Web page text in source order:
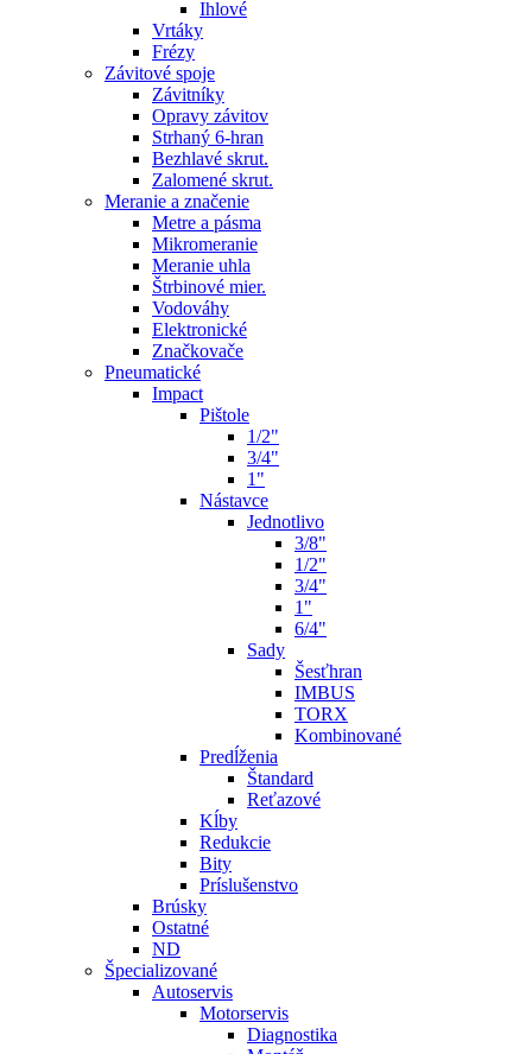
Ihlové
Vrtáky
Frézy
Závitové spoje
Závitníky
Opravy závitov
Strhaný 6-hran
Bezhlavé skrut.
Zalomené skrut.
Meranie a značenie
Metre a pásma
Mikromeranie
Meranie uhla
Štrbinové mier.
Vodováhy
Elektronické
Značkovače
Pneumatické
Impact
Pištole
1/2"
3/4"
1"
Nástavce
Jednotlivo
3/8"
1/2"
3/4"
1"
6/4"
Sady
Šesťhran
IMBUS
TORX
Kombinované
Predĺženia
Štandard
Reťazové
Kĺby
Redukcie
Bity
Príslušenstvo
Brúsky
Ostatné
ND
Špecializované
Autoservis
Motorservis
Diagnostika